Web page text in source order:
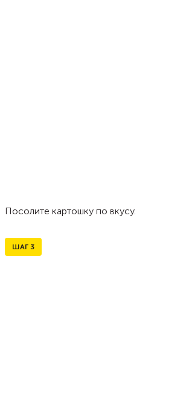
Посолите картошку по вкусу.
ШАГ 3